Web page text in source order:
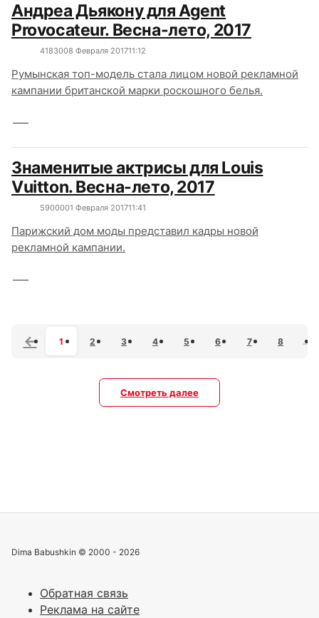
Андреа Дьякону для Agent
Provocateur. Весна-лето, 2017
4183008 Февраля 201711:12
Румынская топ-модель стала лицом новой рекламной
кампании британской марки роскошного белья.
Знаменитые актрисы для Louis
Vuitton. Весна-лето, 2017
5900001 Февраля 201711:41
Парижский дом моды представил кадры новой
рекламной кампании.
1 2 3 4 5 6 7 8 …
Смотреть далее
Dima Babushkin © 2000 - 2026
Обратная связь
Реклама на сайте